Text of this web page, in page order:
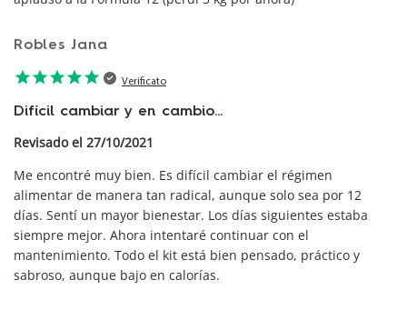
Robles Jana
starstarstarstarstar Verificato
Difícil cambiar y en cambio...
Revisado el 27/10/2021
Me encontré muy bien. Es difícil cambiar el régimen
alimentar de manera tan radical, aunque solo sea por 12
días. Sentí un mayor bienestar. Los días siguientes estaba
siempre mejor. Ahora intentaré continuar con el
mantenimiento. Todo el kit está bien pensado, práctico y
sabroso, aunque bajo en calorías.